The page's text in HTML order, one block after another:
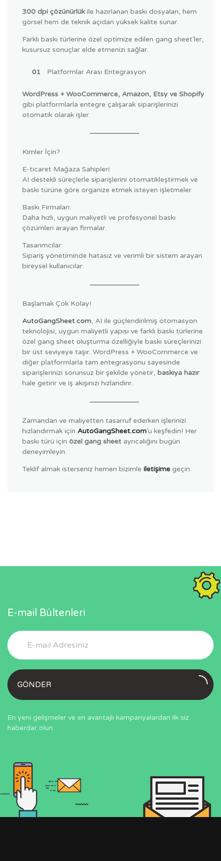
300 dpi çözünürlükile hazırlanan baskı dosyaları, hem
görsel hem de teknik açıdan yüksek kalite sunar.
Farklı baskı türlerine özel optimize edilen gang sheet’ler,
kusursuz sonuçlar elde etmenizi sağlar.
Platformlar Arası Entegrasyon
WordPress + WooCommerce, Amazon, Etsy ve Shopify
gibi platformlarla entegre çalışarak siparişlerinizi
otomatik olarak işler.
Kimler İçin?
E-ticaret Mağaza Sahipleri:
AI destekli süreçlerle siparişlerini otomatikleştirmek ve
baskı türüne göre organize etmek isteyen işletmeler.
Baskı Firmaları:
Daha hızlı, uygun maliyetli ve profesyonel baskı
çözümleri arayan firmalar.
Tasarımcılar:
Sipariş yönetiminde hatasız ve verimli bir sistem arayan
bireysel kullanıcılar.
Başlamak Çok Kolay!
AutoGangSheet.com, AI ile güçlendirilmiş otomasyon
teknolojisi, uygun maliyetli yapısı ve farklı baskı türlerine
özel gang sheet oluşturma özelliğiyle baskı süreçlerinizi
bir üst seviyeye taşır. WordPress + WooCommerce ve
diğer platformlarla tam entegrasyonu sayesinde
siparişlerinizi sorunsuz bir şekilde yönetir, baskıya hazır
hale getirir ve iş akışınızı hızlandırır.
Zamandan ve maliyetten tasarruf ederken işlerinizi
hızlandırmak için AutoGangSheet.com’u keşfedin! Her
baskı türü için özel gang sheet ayrıcalığını bugün
deneyimleyin.
Teklif almak isterseniz hemen bizimle iletişime geçin.
E-mail Bültenleri
GÖNDER
En yeni gelişmeler ve en avantajlı kampanyalardan ilk siz
haberdar olun.